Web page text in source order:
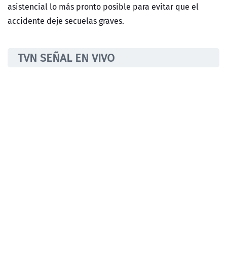
asistencial lo más pronto posible para evitar que el
accidente deje secuelas graves.
TVN SEÑAL EN VIVO